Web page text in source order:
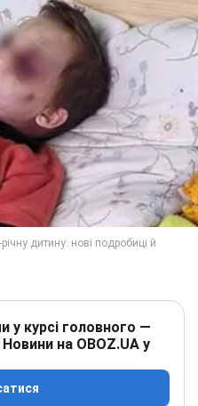
у курсі головного —
на OBOZ.UA у